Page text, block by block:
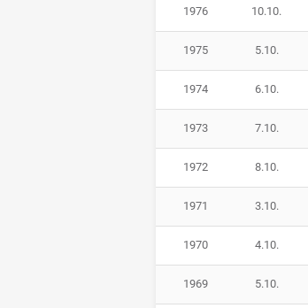
1976 10.10.
1975 5.10.
1974 6.10.
1973 7.10.
1972 8.10.
1971 3.10.
1970 4.10.
1969 5.10.